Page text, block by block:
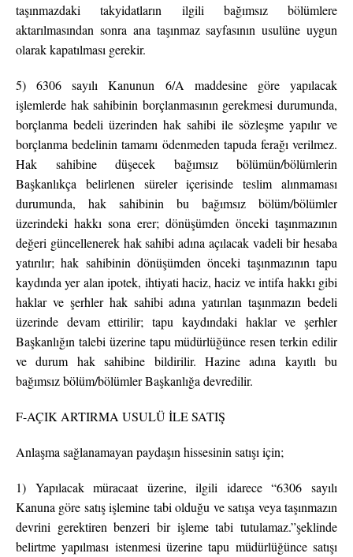
taşınmazdaki takyidatların ilgili bağımsız bölümlere
aktarılmasından sonra ana taşınmaz sayfasının usulüne uygun
olarak kapatılması gerekir.
5) 6306 sayılı Kanunun 6/A maddesine göre yapılacak
işlemlerde hak sahibinin borçlanmasının gerekmesi durumunda,
borçlanma bedeli üzerinden hak sahibi ile sözleşme yapılır ve
borçlanma bedelinin tamamı ödenmeden tapuda ferağı verilmez.
Hak sahibine düşecek bağımsız bölümün/bölümlerin
Başkanlıkça belirlenen süreler içerisinde teslim alınmaması
durumunda, hak sahibinin bu bağımsız bölüm/bölümler
üzerindeki hakkı sona erer; dönüşümden önceki taşınmazının
değeri güncellenerek hak sahibi adına açılacak vadeli bir hesaba
yatırılır; hak sahibinin dönüşümden önceki taşınmazının tapu
kaydında yer alan ipotek, ihtiyati haciz, haciz ve intifa hakkı gibi
haklar ve şerhler hak sahibi adına yatırılan taşınmazın bedeli
üzerinde devam ettirilir; tapu kaydındaki haklar ve şerhler
Başkanlığın talebi üzerine tapu müdürlüğünce resen terkin edilir
ve durum hak sahibine bildirilir. Hazine adına kayıtlı bu
bağımsız bölüm/bölümler Başkanlığa devredilir.
F-AÇIK ARTIRMA USULÜ İLE SATIŞ
Anlaşma sağlanamayan paydaşın hissesinin satışı için;
1) Yapılacak müracaat üzerine, ilgili idarece “6306 sayılı
Kanuna göre satış işlemine tabi olduğu ve satışa veya taşınmazın
devrini gerektiren benzeri bir işleme tabi tutulamaz.”şeklinde
belirtme yapılması istenmesi üzerine tapu müdürlüğünce satışı